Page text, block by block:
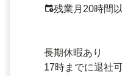
残業月20時間
長期休暇あり
17時までに退社